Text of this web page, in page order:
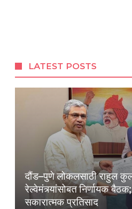
LATEST POSTS
दौंड–पुणे लोकलसाठी राहुल
रेल्वेमंत्र्यांसोबत निर्णायक बैठक;
सकारात्मक प्रतिसाद